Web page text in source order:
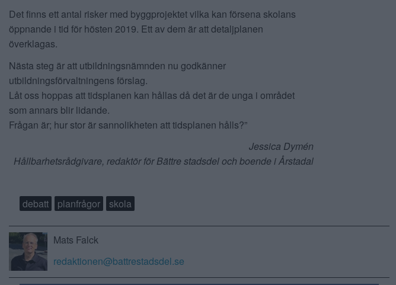
Det finns ett antal risker med byggprojektet vilka kan försena skolans
öppnande i tid för hösten 2019. Ett av dem är att detaljplanen
överklagas.
Nästa steg är att utbildningsnämnden nu godkänner
utbildningsförvaltningens förslag.
Låt oss hoppas att tidsplanen kan hållas då det är de unga i området
som annars blir lidande.
Frågan är; hur stor är sannolikheten att tidsplanen hålls?”
Jessica Dymén
Hållbarhetsrådgivare, redaktör för Bättre stadsdel och boende i Årstadal
debatt planfrågor skola
Mats Falck
redaktionen@battrestadsdel.se